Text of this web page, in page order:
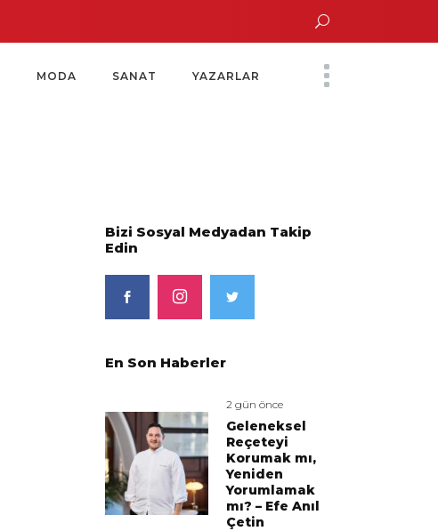
Yoko Ono Sergisi Özel Bir Davetle Açıldı
MODA SANAT YAZARLAR
Bizi Sosyal Medyadan Takip
Edin
En Son Haberler
2 gün önce
Geleneksel
Reçeteyi
Korumak mı,
Yeniden
Yorumlamak
mı? – Efe Anıl
Çetin